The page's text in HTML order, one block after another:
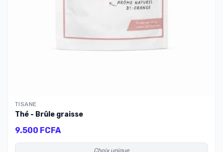
TISANE
Thé - Brûle graisse
9.500 FCFA
Choix unique